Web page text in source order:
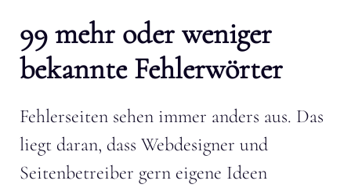
99 mehr oder weniger
bekannte Fehlerwörter
Fehlerseiten sehen immer anders aus. Das
liegt daran, dass Webdesigner und
Seitenbetreiber gern eigene Ideen